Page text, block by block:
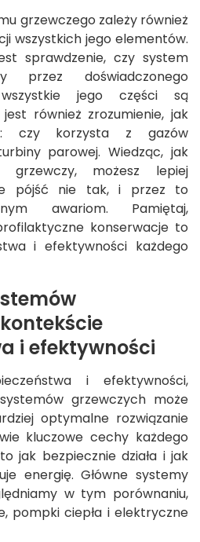
grzewczego zależy również
wszystkich jego elementów.
sprawdzenie, czy system
przez doświadczonego
jego części są
również zrozumienie, jak
czy korzysta z gazów
parowej. Wiedząc, jak
grzewczy, możesz lepiej
pójść nie tak, i przez to
awariom. Pamiętaj,
konserwacje to
i efektywności każdego
i efektywności
i efektywności,
grzewczych może
optymalne rozwiązanie
kluczowe cechy każdego
jak bezpiecznie działa i jak
energię. Główne systemy
w tym porównaniu,
pompki ciepła i elektryczne